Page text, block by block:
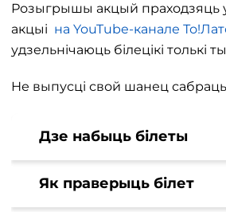
Розыгрышы акцый праходзяць у
акцыі на YouTube-канале
удзельнічаюць білецікі толькі
Не выпусці свой шанец
Дзе набыць білеты
Як праверыць білет